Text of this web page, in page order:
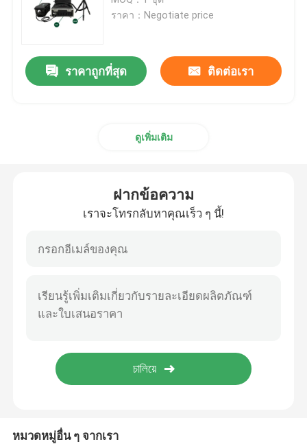
QCW ไฟเบอร์เลเซอร์
ยูวีไฟเบอร์เลเซอร์
เลเซอร์ไฟเบอร์ความเร็วสูง
เครื่องกำจัดสิ่งกีดขวางด้วยเลเซอร์
เครื่องเชื่อมเลเซอร์แบบมือถือ
เครื่องตัดเลเซอร์
ราคา：Negotiate price
ราคาถูกที่สุด ติดต่อเรา
ดูเพิ่มเติม
ฝากข้อความ
เราจะโทรกลับหาคุณเร็ว ๆ นี้!
หมวดหมู่อื่น ๆ จากเรา